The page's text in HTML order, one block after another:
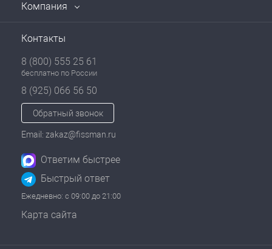
Компания
Контакты
8 (800) 555 25 61
бесплатно по России
8 (925) 066 56 50
Обратный звонок
Email: zakaz@fissman.ru
Ответим быстрее
Быстрый ответ
Ежедневно: с 09:00 до 21:00
Карта сайта